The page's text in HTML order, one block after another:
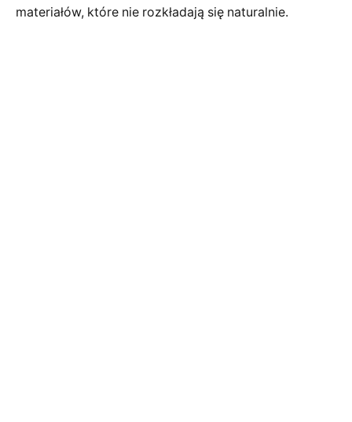
materiałów, które nie rozkładają się naturalnie.